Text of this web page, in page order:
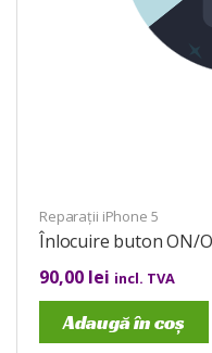
Reparații iPhone 5
Înlocuire buton ON/
90,00 lei incl. TVA
Adaugă în coș